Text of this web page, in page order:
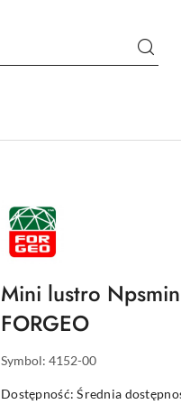
NAZWA
PRODUCENTA:
FORGEO
Mini lustro
FORGEO
Symbol: 4152-00
Dostępność:Średnia